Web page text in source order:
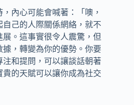
內心可能會喊著：「噢，
己的人際關係網絡，就不
。這事實很令人震驚，但
，轉變為你的優勢。你要
和提問，可以讓談話朝著
的天賦可以讓你成為社交